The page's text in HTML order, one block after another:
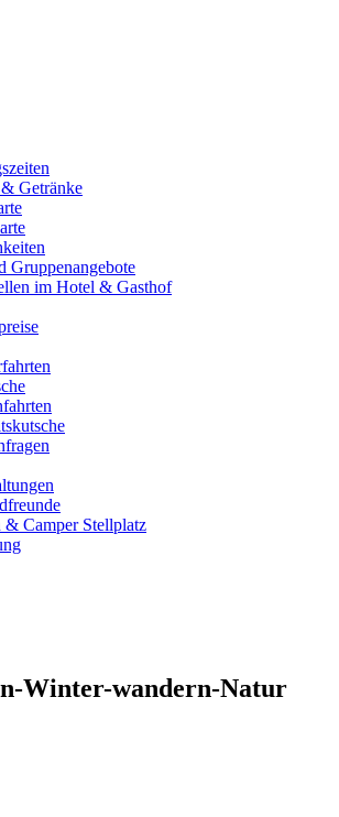
& Getränke
Gruppenangebote
im Hotel & Gasthof
& Camper Stellplatz
Winter-wandern-Natur